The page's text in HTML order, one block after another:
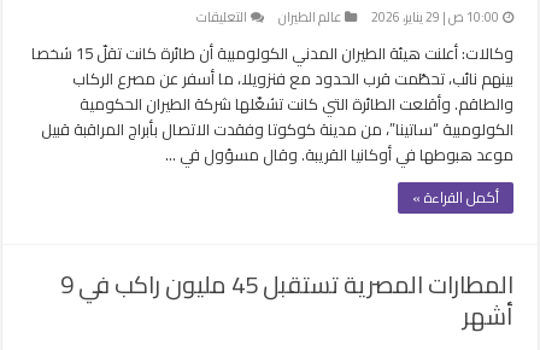
10:00 ص | 29 يناير، 2026 عالم الطيران التعليقات
15
راكبًا
في
تحطم
طائرة
وكالات: أعلنت هيئة الطيران المدني الكولومبية أن طائرة كانت تقلّ 15 شخصا
بينهم نائب، تحطّمت قرب الحدود مع فنزويلا، ما أسفر عن مصرع الركاب
والطاقم. وأقلعت الطائرة التي كانت تشغّلها شركة الطيران الحكومية
الكولومبية “ساتينا”، من مدينة كوكوتا وفقدت الاتصال بأبراج المراقبة قبيل
موعد هبوطها في أوكانيا القريبة. وقال مسؤول في …
أكمل القراءة »
المطارات المصرية تستقبل 45 مليون راكب في 9
أشهر